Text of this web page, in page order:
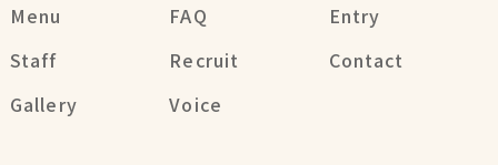
Menu
Staff
Gallery
FAQ
Recruit
Voice
Entry
Contact